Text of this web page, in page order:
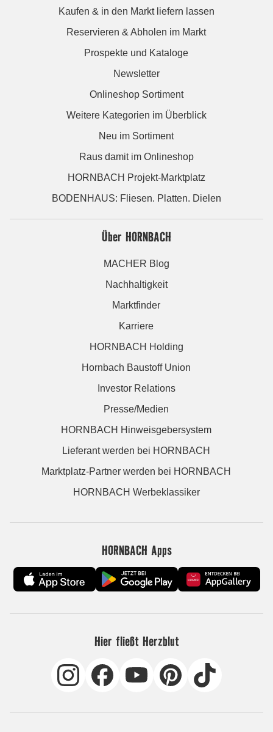
Kaufen & in den Markt liefern lassen
Reservieren & Abholen im Markt
Prospekte und Kataloge
Newsletter
Onlineshop Sortiment
Weitere Kategorien im Überblick
Neu im Sortiment
Raus damit im Onlineshop
HORNBACH Projekt-Marktplatz
BODENHAUS: Fliesen. Platten. Dielen
Über HORNBACH
MACHER Blog
Nachhaltigkeit
Marktfinder
Karriere
HORNBACH Holding
Hornbach Baustoff Union
Investor Relations
Presse/Medien
HORNBACH Hinweisgebersystem
Lieferant werden bei HORNBACH
Marktplatz-Partner werden bei HORNBACH
HORNBACH Werbeklassiker
HORNBACH Apps
Hier fließt Herzblut